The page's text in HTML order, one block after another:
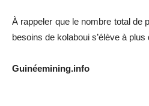
À rappeler que le nombre total de
besoins de kolaboui s’élève à plus
Guinéemining.info